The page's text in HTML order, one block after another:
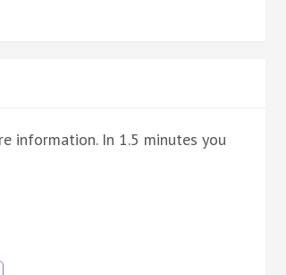
information. In 1.5 minutes you